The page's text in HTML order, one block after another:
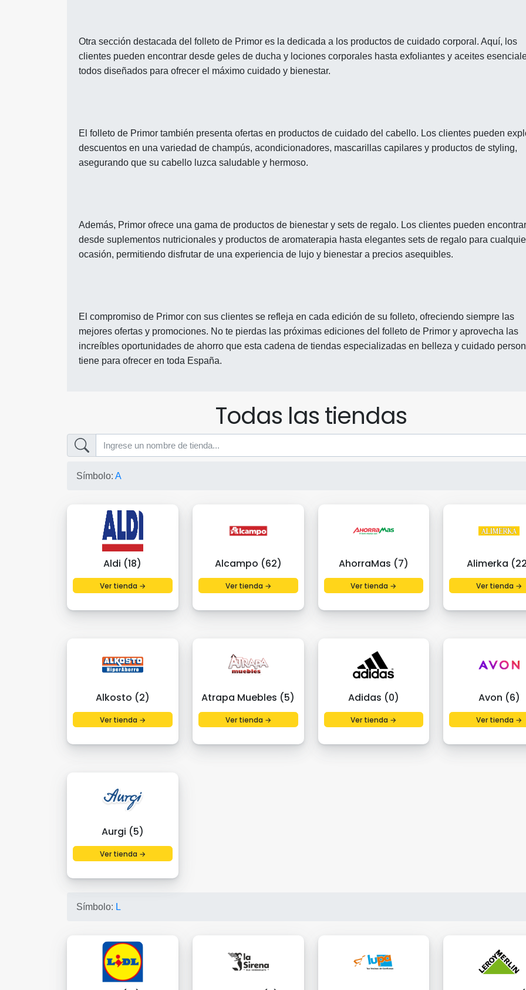
Otra sección destacada del folleto de Primor es la dedicada a los productos de cuidado corporal. Aquí, los
clientes pueden encontrar desde geles de ducha y lociones corporales hasta exfoliantes y aceites
todos diseñados para ofrecer el máximo cuidado y bienestar.
El folleto de Primor también presenta ofertas en productos de cuidado del cabello. Los clientes pueden
descuentos en una variedad de champús, acondicionadores, mascarillas capilares y productos de styling,
asegurando que su cabello luzca saludable y hermoso.
Además, Primor ofrece una gama de productos de bienestar y sets de regalo. Los clientes pueden encontrar
desde suplementos nutricionales y productos de aromaterapia hasta elegantes sets de regalo para
ocasión, permitiendo disfrutar de una experiencia de lujo y bienestar a precios asequibles.
El compromiso de Primor con sus clientes se refleja en cada edición de su folleto, ofreciendo siempre las
mejores ofertas y promociones. No te pierdas las próximas ediciones del folleto de Primor y aprovecha las
increíbles oportunidades de ahorro que esta cadena de tiendas especializadas en belleza y cuidado
tiene para ofrecer en toda España.
Todas las tiendas
Símbolo: A
Aldi (18)
Ver tienda →
Alcampo (62)
Ver tienda →
AhorraMas (7)
Ver tienda →
Alimerka
Ver tienda →
Alkosto (2)
Ver tienda →
Atrapa Muebles (5)
Ver tienda →
Adidas (0)
Ver tienda →
Avon (6)
Ver tienda →
Aurgi (5)
Ver tienda →
Símbolo: L